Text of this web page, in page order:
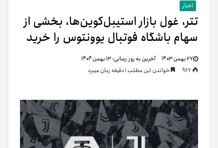
اخبار
تتر، غول بازار استیبل‌کوین‌ها، بخشی از
سهام باشگاه فوتبال یوونتوس را خرید
۲۷ بهمن ۱۴۰۳ آخرین به روز رسانی:۱۳ بهمن ۱۴۰۴
خواندن این مطلب 1 دقیقه زمان میبرد